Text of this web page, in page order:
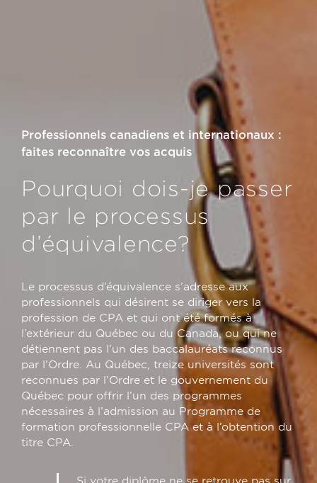
Professionnels canadiens et internationaux :
faites reconnaître vos acquis
Pourquoi dois-je passer
par le processus
d’équivalence?
Le processus d’équivalence s’adresse aux
professionnels qui désirent se diriger vers la
profession de CPA et qui ont été formés à
l’extérieur du Québec ou du Canada, ou qui ne
détiennent pas l’un des baccalauréats reconnus
par l’Ordre. Au Québec, treize universités sont
reconnues par l’Ordre et le gouvernement du
Québec pour offrir l’un des programmes
nécessaires à l’admission au Programme de
formation professionnelle CPA et à l’obtention du
titre CPA.